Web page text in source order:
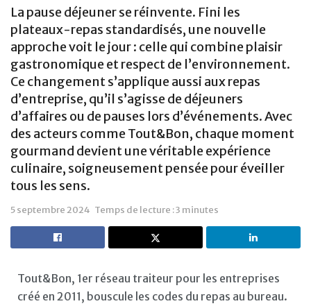
La pause déjeuner se réinvente. Fini les
plateaux-repas standardisés, une nouvelle
approche voit le jour : celle qui combine plaisir
gastronomique et respect de l’environnement.
Ce changement s’applique aussi aux repas
d’entreprise, qu’il s’agisse de déjeuners
d’affaires ou de pauses lors d’événements. Avec
des acteurs comme Tout&Bon, chaque moment
gourmand devient une véritable expérience
culinaire, soigneusement pensée pour éveiller
tous les sens.
5 septembre 2024 Temps de lecture : 3 minutes
Tout&Bon, 1er réseau traiteur pour les entreprises
créé en 2011, bouscule les codes du repas au bureau.